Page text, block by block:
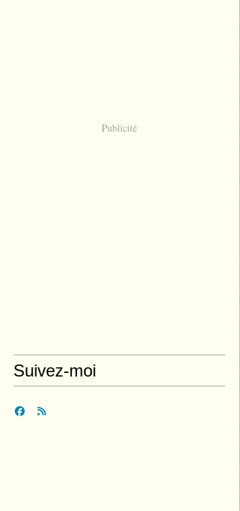
Publicité
Suivez-moi